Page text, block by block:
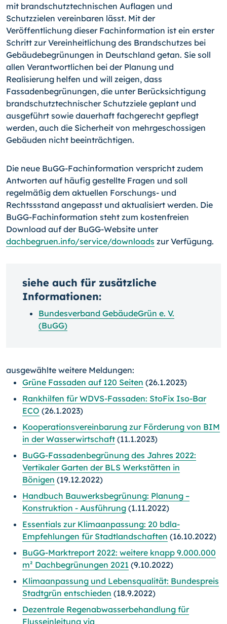
mit brandschutztechnischen Auflagen und
Schutzzielen vereinbaren lässt. Mit der
Veröffentlichung dieser Fachinformation ist ein erster
Schritt zur Vereinheitlichung des Brandschutzes bei
Gebäudebegrünungen in Deutschland getan. Sie soll
allen Verantwortlichen bei der Planung und
Realisierung helfen und will zeigen, dass
Fassadenbegrünungen, die unter Berücksichtigung
brandschutztechnischer Schutzziele geplant und
ausgeführt sowie dauerhaft fachgerecht gepflegt
werden, auch die Sicherheit von mehrgeschossigen
Gebäuden nicht beeinträchtigen.
Die neue BuGG-Fachinformation verspricht zudem
Antworten auf häufig gestellte Fragen und soll
regelmäßig dem aktuellen Forschungs- und
Rechtssstand angepasst und aktualisiert werden. Die
BuGG-Fachinformation steht zum kostenfreien
Download auf der BuGG-Website unter
dachbegruen.info/service/downloads zur Verfügung.
siehe auch für zusätzliche
Informationen:
Bundesverband GebäudeGrün e. V.
(BuGG)
ausgewählte weitere Meldungen:
Grüne Fassaden auf 120 Seiten (26.1.2023)
Rankhilfen für WDVS-Fassaden: StoFix Iso-Bar
ECO (26.1.2023)
Kooperationsvereinbarung zur Förderung von BIM
in der Wasserwirtschaft (11.1.2023)
BuGG-Fassadenbegrünung des Jahres 2022:
Vertikaler Garten der BLS Werkstätten in
Bönigen (19.12.2022)
Handbuch Bauwerksbegrünung: Planung –
Konstruktion - Ausführung (1.11.2022)
Essentials zur Klimaanpassung: 20 bdla-
Empfehlungen für Stadtlandschaften (16.10.2022)
BuGG-Marktreport 2022: weitere knapp 9.000.000
m² Dachbegrünungen 2021 (9.10.2022)
Klimaanpassung und Lebensqualität: Bundespreis
Stadtgrün entschieden (18.9.2022)
Dezentrale Regenabwasserbehandlung für
Flusseinleitung via